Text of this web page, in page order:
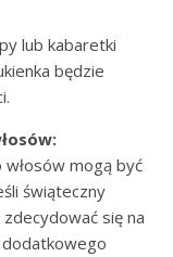
lub kabaretki
będzie
włosów mogą być
świąteczny
się na